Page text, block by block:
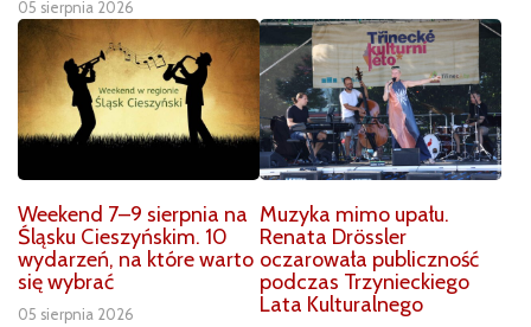
05 sierpnia 2026
Weekend 7–9 sierpnia na
Śląsku Cieszyńskim. 10
wydarzeń, na które warto
się wybrać
05 sierpnia 2026
Muzyka mimo upału.
Renata Drössler
oczarowała publiczność
podczas Trzynieckiego
Lata Kulturalnego